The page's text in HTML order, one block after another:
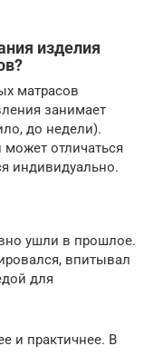
изделия
матрасов
занимает
до недели).
отличаться
индивидуально.
ушли в прошлое.
впитывал
для
и практичнее. В